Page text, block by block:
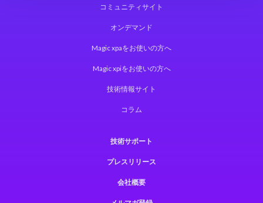
コミュニティサイト
オンデマンド
Magic xpaをお使いの方へ
Magic xpiをお使いの方へ
技術情報サイト
コラム
技術サポート
プレスリリース
会社概要